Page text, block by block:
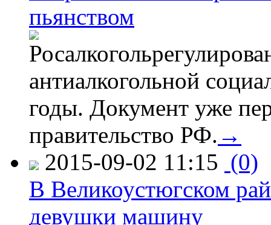
пьянством
антиалкогольной
годы. Документ уже
правительство РФ. →
2015-09-02 11:15 (0)
В Великоустюгском
девушки машину